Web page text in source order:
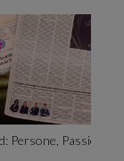
Persone, Passione